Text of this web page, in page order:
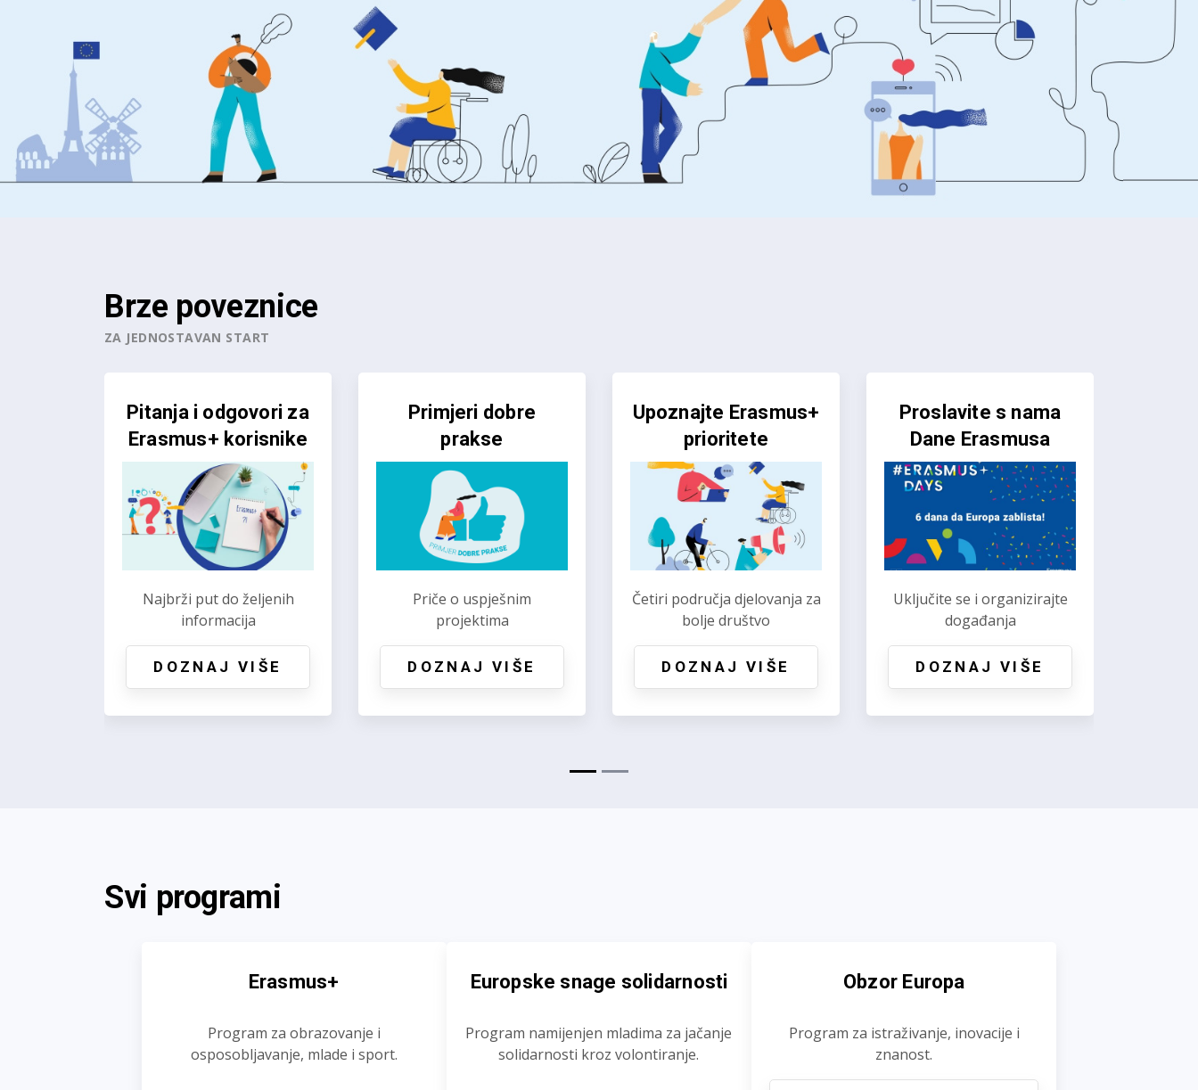
Brze poveznice
ZA JEDNOSTAVAN START
Korak po korak do
Erasmus+ projekta
Od ideje do uspješne
provedbe
DOZNAJ VIŠE
Otvoren Erasmus+
natječaj za 2026.
Iskoristite prilike za rast i
razvoj
DOZNAJ VIŠE
Otvoren ESS natječaj
za 2026.
Prilike za volontiranje i
solidarna djela
DOZNAJ VIŠE
Prelistajte online
publikacije
Zanimljvo, edukativno,
informativno
DOZNAJ VIŠE
Svi programi
Erasmus+
Program za obrazovanje i
osposobljavanje, mlade i sport.
Europske snage solidarnosti
Program namijenjen mladima za jačanje
solidarnosti kroz volontiranje.
Obzor Europa
Program za istraživanje, inovacije i
znanost.